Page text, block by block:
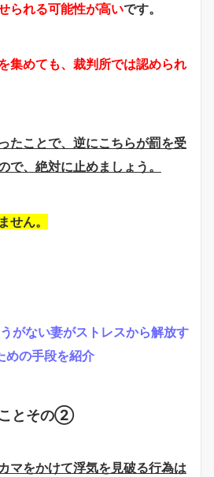
られる可能性が高いです。
集めても、裁判所では認められ
たことで、逆にこちらが罰を受
で、絶対に止めましょう。
せん。
がない妻がストレスから解放す
めの手段を紹介
ことその②
マをかけて浮気を見破る行為は